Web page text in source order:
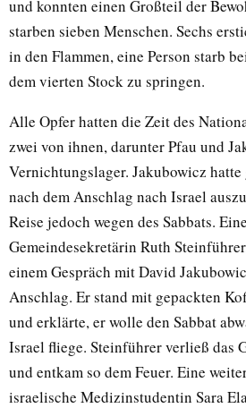
und konnten einen Großteil der
starben sieben Menschen. Sechs
in den Flammen, eine Person starb
dem vierten Stock zu springen.
Alle Opfer hatten die Zeit des
zwei von ihnen, darunter Pfau und
Vernichtungslager. Jakubowicz hatte
nach dem Anschlag nach Israel
Reise jedoch wegen des Sabbats.
Gemeindesekretärin Ruth
einem Gespräch mit David
Anschlag. Er stand mit gepackten
und erklärte, er wolle den Sabbat
Israel fliege. Steinführer verließ das
und entkam so dem Feuer. Eine
israelische Medizinstudentin Sara